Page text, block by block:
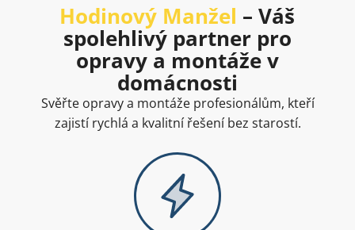
Hodinový Manžel – Váš
spolehlivý partner pro
opravy a montáže v
domácnosti
Svěřte opravy a montáže profesionálům, kteří
zajistí rychlá a kvalitní řešení bez starostí.